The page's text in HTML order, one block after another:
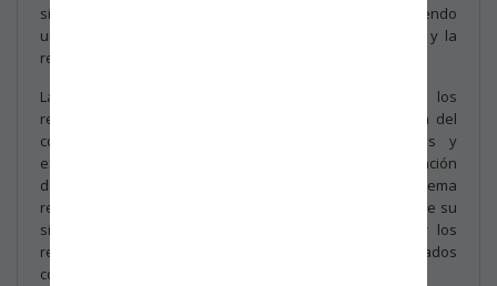
sistemas de gestión ambiental, sino para todas, promoviendo
una mayor conciencia y acción hacia la sostenibilidad y la
resiliencia frente al cambio climático.
Las modificaciones específicas se encuentran en los
requisitos 4.1 y 4.2, que se refieren a la comprensión del
contexto de la organización y a las necesidades y
expectativas de las partes interesadas. La organización
deberá determinar si el cambio climático es un tema
relevante para su propósito y cumplir con los objetivos de su
sistema de gestión, así mismo identificar y gestionar los
requisitos de las partes interesadas relevantes relacionados
con el cambio climático.